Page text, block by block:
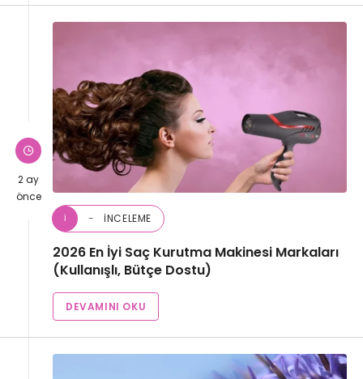
2 ay
önce
İ İNCELEME
2026 En İyi Saç Kurutma Makinesi Markaları
(Kullanışlı, Bütçe Dostu)
DEVAMINI OKU